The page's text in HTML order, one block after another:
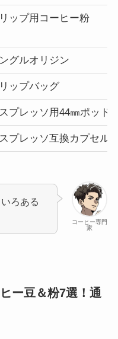
リップ用コーヒー粉
グルオリジン
リップバッグ
プレッソ用44㎜ポッド
プレッソ互換カプセル
コーヒー専門
家
ろある
ー豆＆粉7選！通